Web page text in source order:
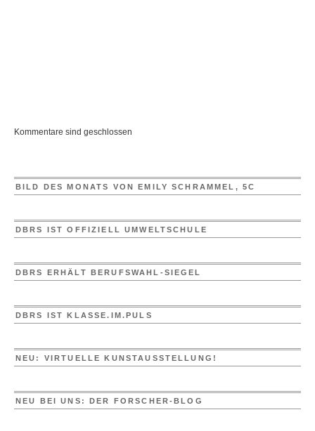
Kommentare sind geschlossen
BILD DES MONATS VON EMILY SCHRAMMEL, 5C
DBRS IST OFFIZIELL UMWELTSCHULE
DBRS ERHÄLT BERUFSWAHL-SIEGEL
DBRS IST KLASSE.IM.PULS
NEU: VIRTUELLE KUNSTAUSSTELLUNG!
NEU BEI UNS: DER FORSCHER-BLOG